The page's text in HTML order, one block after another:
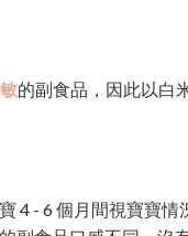
的副食品，因此以白
4 - 6 個月間視寶寶